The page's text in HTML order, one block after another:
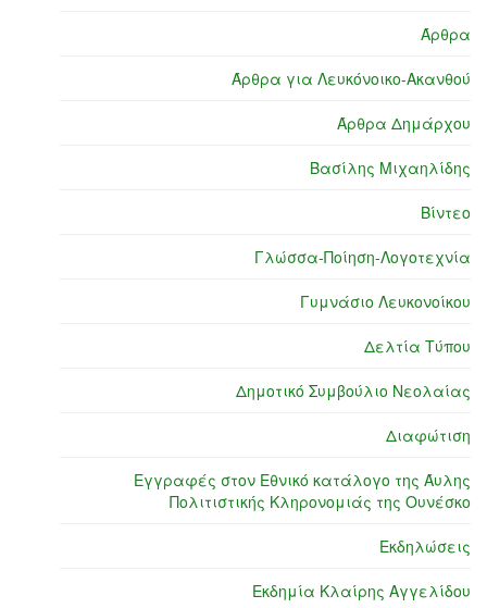
Άρθρα
Άρθρα για Λευκόνοικο-Ακανθού
Άρθρα Δημάρχου
Βασίλης Μιχαηλίδης
Βίντεο
Γλώσσα-Ποίηση-Λογοτεχνία
Γυμνάσιο Λευκονοίκου
Δελτία Τύπου
Δημοτικό Συμβούλιο Νεολαίας
Διαφώτιση
Εγγραφές στον Εθνικό κατάλογο της Άυλης
Πολιτιστικής Κληρονομιάς της Ουνέσκο
Εκδηλώσεις
Εκδημία Κλαίρης Αγγελίδου